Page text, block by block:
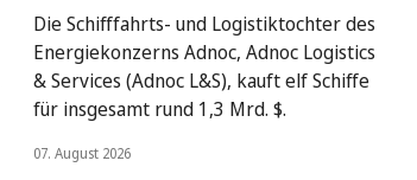
Die Schifffahrts- und Logistiktochter des
Energiekonzerns Adnoc, Adnoc Logistics
& Services (Adnoc L&S), kauft elf Schiffe
für insgesamt rund 1,3 Mrd. $.
07. August 2026